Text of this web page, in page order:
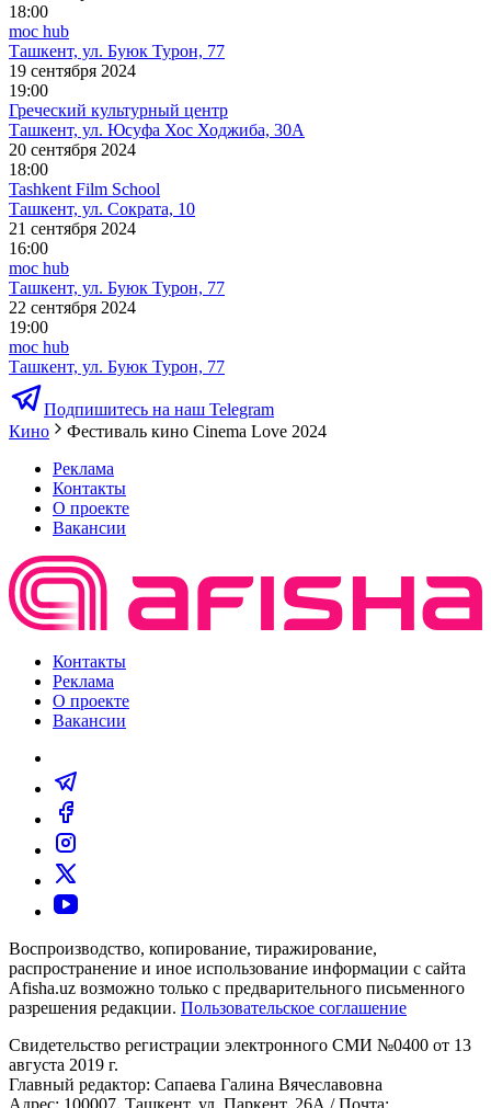
18:00
moc hub
Ташкент, ул. Буюк Турон, 77
19 сентября 2024
19:00
Греческий культурный центр
Ташкент, ул. Юсуфа Хос Ходжиба, 30А
20 сентября 2024
18:00
Tashkent Film School
Ташкент, ул. Сократа, 10
21 сентября 2024
16:00
moc hub
Ташкент, ул. Буюк Турон, 77
22 сентября 2024
19:00
moc hub
Ташкент, ул. Буюк Турон, 77
Подпишитесь на наш Telegram
Кино
Фестиваль кино Cinema Love 2024
Реклама
Контакты
О проекте
Вакансии
Контакты
Реклама
О проекте
Вакансии
Воспроизводство, копирование, тиражирование,
распространение и иное использование информации с сайта
Afisha.uz возможно только с предварительного письменного
разрешения редакции. Пользовательское соглашение
Свидетельство регистрации электронного СМИ №0400 от 13
августа 2019 г.
Главный редактор: Сапаева Галина Вячеславовна